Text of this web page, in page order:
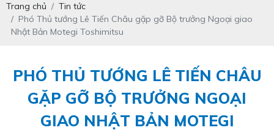
Trang chủ
Tin tức
Phó Thủ tướng Lê Tiến Châu gặp gỡ Bộ trưởng Ngoại giao
Nhật Bản Motegi Toshimitsu
PHÓ THỦ TƯỚNG LÊ TIẾN CHÂU
GẶP GỠ BỘ TRƯỞNG NGOẠI
GIAO NHẬT BẢN MOTEGI